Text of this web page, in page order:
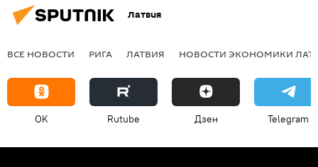
Латвия
ВСЕ НОВОСТИ РИГА ЛАТВИЯ НОВОСТИ ЭКОНОМИКИ
OK Rutube Дзен Telegram